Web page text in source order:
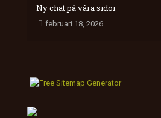
Ny chat på våra sidor
februari 18, 2026